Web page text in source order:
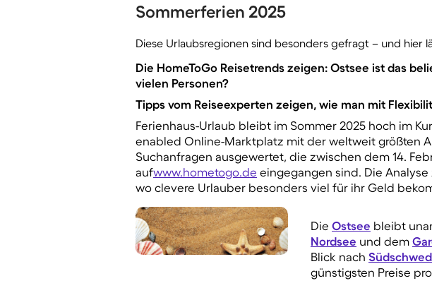
Sommerferien 2025
Diese Urlaubsregionen sind besonders gefragt – und hier
Die HomeToGo Reisetrends zeigen: Ostsee ist das
vielen Personen?
Tipps vom Reiseexperten zeigen, wie man mit
Ferienhaus-Urlaub bleibt im Sommer 2025 hoch im
enabled Online-Marktplatz mit der weltweit größten
Suchanfragen ausgewertet, die zwischen dem 14.
aufwww.hometogo.de eingegangen sind. Die
wo clevere Urlauber besonders viel für ihr Geld
Die Ostsee bleibt
Nordsee und dem
Blick nach
günstigsten Preise